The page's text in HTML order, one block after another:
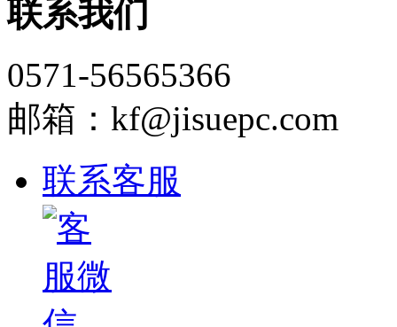
联系我们
0571-56565366
邮箱：kf@jisuepc.com
联系客服